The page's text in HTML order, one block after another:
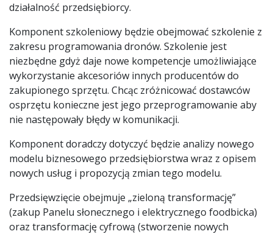
działalność przedsiębiorcy.
Komponent szkoleniowy będzie obejmować szkolenie z
zakresu programowania dronów. Szkolenie jest
niezbędne gdyż daje nowe kompetencje umożliwiające
wykorzystanie akcesoriów innych producentów do
zakupionego sprzętu. Chcąc zróżnicować dostawców
osprzętu konieczne jest jego przeprogramowanie aby
nie następowały błędy w komunikacji.
Komponent doradczy dotyczyć będzie analizy nowego
modelu biznesowego przedsiębiorstwa wraz z opisem
nowych usług i propozycją zmian tego modelu.
Przedsięwzięcie obejmuje „zieloną transformację”
(zakup Panelu słonecznego i elektrycznego foodbicka)
oraz transformację cyfrową (stworzenie nowych